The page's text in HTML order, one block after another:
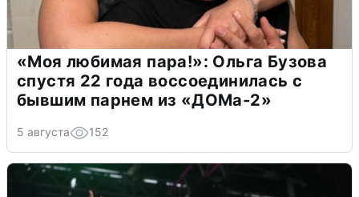
«Моя любимая пара!»: Ольга Бузова
спустя 22 года воссоединилась с
бывшим парнем из «ДОМа-2»
5 августа 152